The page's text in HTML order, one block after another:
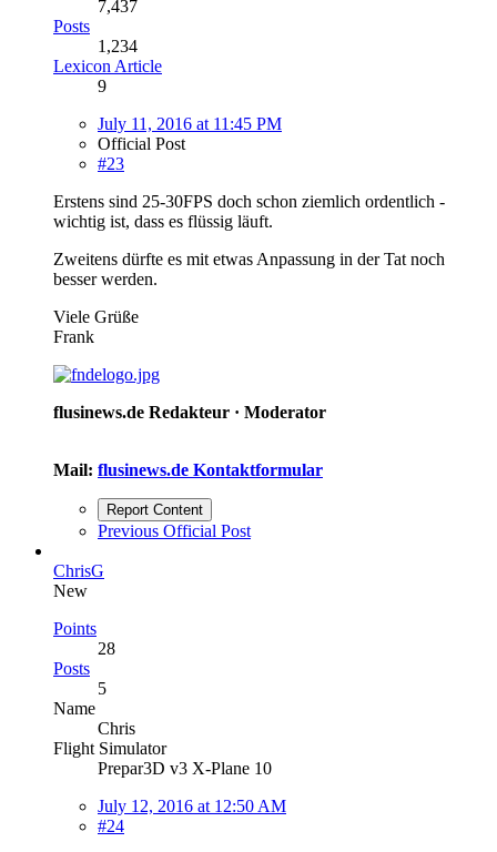
7,437
Posts
1,234
Lexicon Article
9
July 11, 2016 at 11:45 PM
Official Post
#23
Erstens sind 25-30FPS doch schon ziemlich ordentlich -
wichtig ist, dass es flüssig läuft.
Zweitens dürfte es mit etwas Anpassung in der Tat noch
besser werden.
Viele Grüße
Frank
flusinews.de Redakteur · Moderator
Mail: flusinews.de Kontaktformular
Report Content
Previous Official Post
ChrisG
New
Points
28
Posts
5
Name
Chris
Flight Simulator
Prepar3D v3 X-Plane 10
July 12, 2016 at 12:50 AM
#24